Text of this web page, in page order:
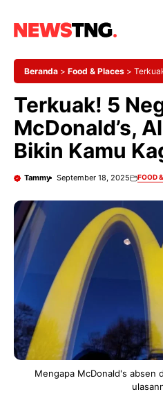
Beranda > Food & Places >
Terkuak! 5
McDonald’s,
Bikin Kamu
Tammy September 18, 2025 FOOD
Mengapa McDonald's absen